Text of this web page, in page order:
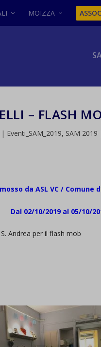
MOIZZA
– FLASH
| Eventi_SAM_2019, SAM 2019
da ASL VC / Comune
Dal 02/10/2019 al 05/10/
Andrea per il flash mob